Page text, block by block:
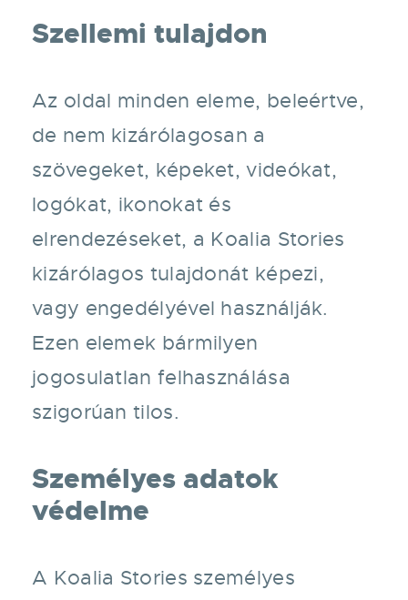
Szellemi tulajdon
Az oldal minden eleme, beleértve,
de nem kizárólagosan a
szövegeket, képeket, videókat,
logókat, ikonokat és
elrendezéseket, a Koalia Stories
kizárólagos tulajdonát képezi,
vagy engedélyével használják.
Ezen elemek bármilyen
jogosulatlan felhasználása
szigorúan tilos.
Személyes adatok
védelme
A Koalia Stories személyes